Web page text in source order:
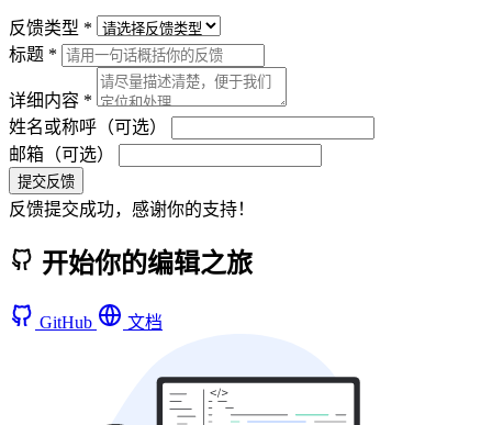
反馈类型 *
标题 *
详细内容 *
姓名或称呼（可选）
邮箱（可选）
提交反馈
反馈提交成功，感谢你的支持！
开始你的编辑之旅
GitHub 文档